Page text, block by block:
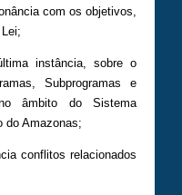
com os objetivos,
instância, sobre o
Subprogramas e
âmbito do Sistema
do Amazonas;
conflitos relacionados